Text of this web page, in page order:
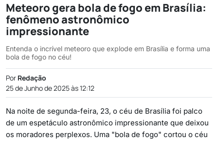
Meteoro gera bola de fogo em Brasília:
fenômeno astronômico
impressionante
Entenda o incrível meteoro que explode em Brasília e forma uma
bola de fogo no céu!
Por Redação
25 de Junho de 2025 às 12:12
Na noite de segunda-feira, 23, o céu de Brasília foi palco
de um espetáculo astronômico impressionante que deixou
os moradores perplexos. Uma "bola de fogo" cortou o céu